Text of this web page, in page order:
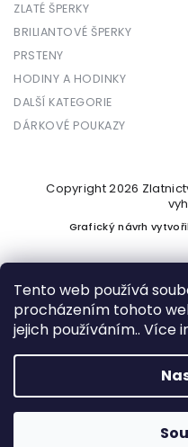
Tento web používá
procházením tohoto
jejich používáním.. Více
ZLATÉ ŠPERKY
BRILIANTOVÉ ŠPERKY
PRSTENY
HODINY A HODINKY
DALŠÍ KATEGORIE
DÁRKOVÉ POUKAZY
Copyright 2026
Grafický návrh
Podle zákona o evidenci
kupujícímu účtenku.
tržbu u správce daně
pak